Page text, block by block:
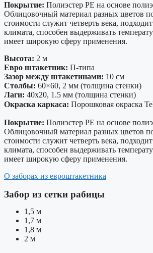
Покрытие: Полиэстер PE на основе
Облицовочный материал разных цветов
стоимости служит четверть века,
климата, способен выдерживать
имеет широкую сферу применения.
Высота: 2 м
Евро штакетник: П-типа
Зазор между штакетинами: 10 см
Столбы: 60×60, 2 мм (толщина стенки)
Лаги: 40х20, 1.5 мм (толщина стенки)
Окраска каркаса: Порошковая окраска
Покрытие: Полиэстер PE на основе
Облицовочный материал разных цветов
стоимости служит четверть века,
климата, способен выдерживать
имеет широкую сферу применения.
О заборах из евроштакетника
Забор из сетки рабицы
1,5 м
1,7 м
1,8 м
2 м